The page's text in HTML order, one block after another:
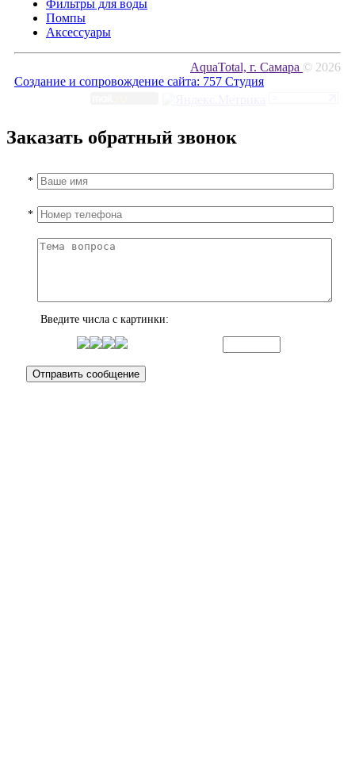
Фильтры для воды
Помпы
Аксессуары
AquaTotal, г. Самара © 2026
Создание и сопровождение сайта: 757 Студия
Заказать обратный звонок
*
*
Введите числа с картинки: